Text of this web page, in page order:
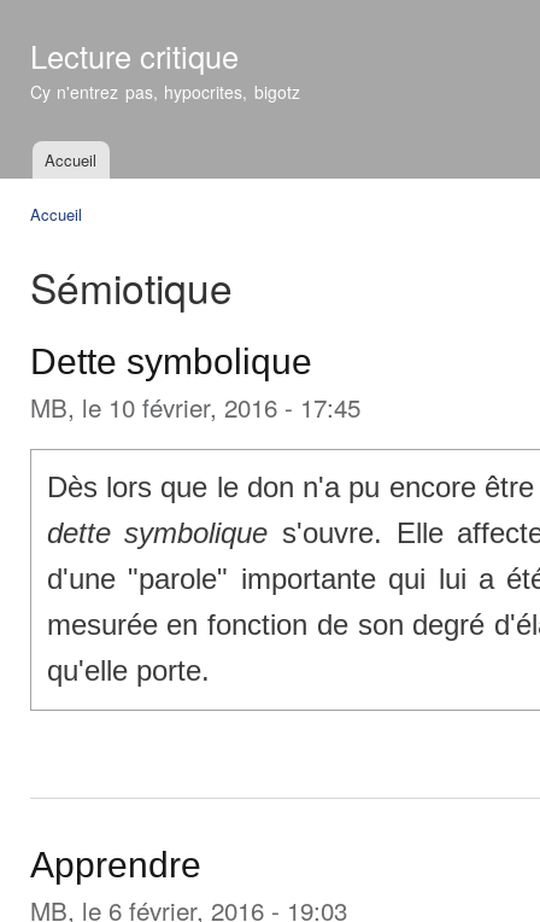
Lecture critique
Cy n'entrez pas, hypocrites, bigotz
Menu principal
Accueil
Accueil
Sémiotique
Dette symbolique
MB, le 10 février, 2016 - 17:45
Dès lors que le don n'a pu encore
dette symbolique s'ouvre. Elle
d'une "parole" importante qui lui a
mesurée en fonction de son degré
qu'elle porte.
Apprendre
MB, le 6 février, 2016 - 19:03